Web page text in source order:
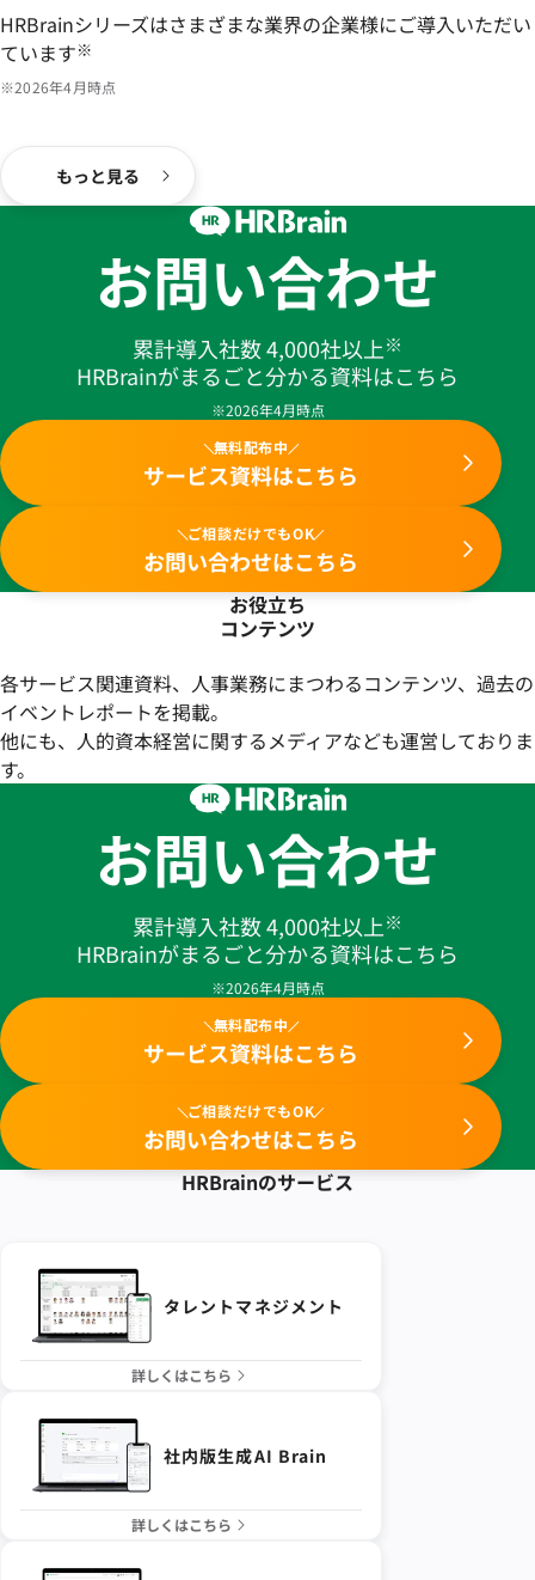
HRBrainシリーズはさまざまな業界の企業様にご導入いただい
ています※
※2026年4月時点
もっと見る
お問い合わせ
累計導入社数 4,000社以上※
HRBrainがまるごと分かる資料はこちら
※2026年4月時点
無料配布中
サービス資料はこちら
ご相談だけでもOK
お問い合わせはこちら
お役立ち
コンテンツ
各サービス関連資料、人事業務にまつわるコンテンツ、過去の
イベントレポートを掲載。
他にも、人的資本経営に関するメディアなども運営しておりま
す。
お問い合わせ
累計導入社数 4,000社以上※
HRBrainがまるごと分かる資料はこちら
※2026年4月時点
無料配布中
サービス資料はこちら
ご相談だけでもOK
お問い合わせはこちら
HRBrainのサービス
タレントマネジメント
詳しくはこちら
社内版生成AI Brain
詳しくはこちら